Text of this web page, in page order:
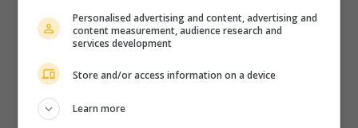
Durée:
125 min.
Personalised advertising and content, advertising and
content measurement, audience research and
services development
Store and/or access information on a device
Learn more